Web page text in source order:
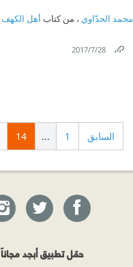
محمد الجدّاوي ، من كتاب أهل الكهف
28‏/7‏/2017
السابق 1
...
14
حمّل تطبيق أبجد مجاناً